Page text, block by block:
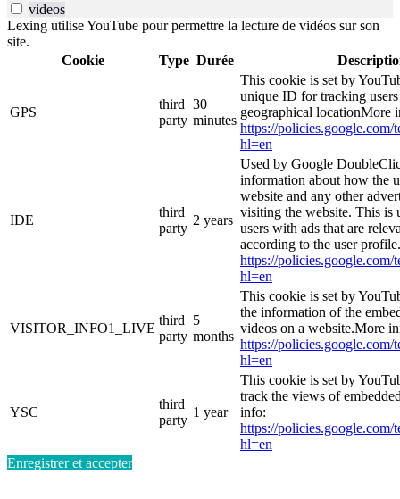
videos
Lexing utilise YouTube pour permettre la lecture de vidéos sur son
site.
Cookie
Type Durée
GPS
third
party
30
minutes
This cookie is set by
unique ID for tracking
geographical locationMore
https://policies.google.com/
hl=en
IDE
third
party
2 years
Used by Google
information about how the
website and any other
visiting the website. This is
users with ads that are
according to the user
https://policies.google.com/
hl=en
VISITOR_INFO1_LIVE
third
party
5
months
This cookie is set by
the information of the
videos on a website.More
https://policies.google.com/
hl=en
YSC
third
party
1 year
This cookie is set by
track the views of
info:
https://policies.google.com/
hl=en
Enregistrer et accepter